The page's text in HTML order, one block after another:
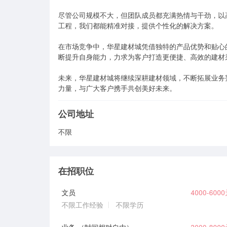
尽管公司规模不大，但团队成员都充满热情与干劲，
工程，我们都能精准对接，提供个性化的解决方案。
在市场竞争中，华星建材城凭借独特的产品优势和贴
断提升自身能力，力求为客户打造更便捷、高效的建材
未来，华星建材城将继续深耕建材领域，不断拓展业
力量，与广大客户携手共创美好未来。
公司地址
不限
在招职位
文员
4000-6000
不限工作经验
不限学历